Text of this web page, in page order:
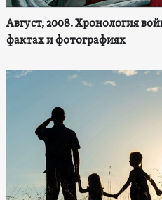
Август, 2008. Хронология
фактах и фотографиях